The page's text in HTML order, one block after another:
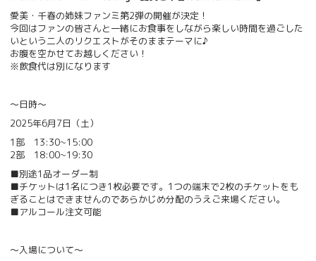
愛美・千春の姉妹ファンミ第2弾の開催が決定！
今回はファンの皆さんと一緒にお食事をしながら楽しい時間を過ごした
いという二人のリクエストがそのままテーマに♪
お腹を空かせてお越しください！
※飲食代は別になります
～日時～
2025年6月7日（土）
1部 13:30~15:00
2部 18:00~19:30
■別途1品オーダー制
■チケットは1名につき1枚必要です。1つの端末で2枚のチケットをも
ぎることはできませんのであらかじめ分配のうえご来場ください。
■アルコール注文可能
～入場について～